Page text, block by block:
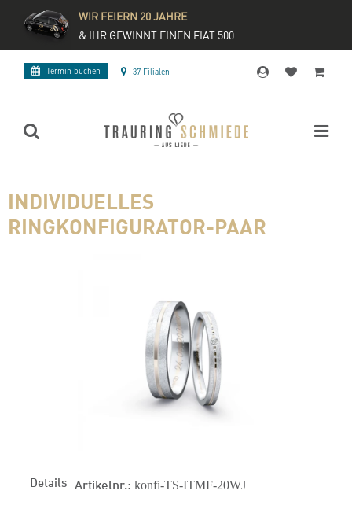
WIR FEIERN 20 JAHRE
& IHR GEWINNT EINEN FIAT 500
Termin buchen 37 Filialen
INDIVIDUELLES
RINGKONFIGURATOR-PAAR
Details Artikelnr.: konfi-TS-ITMF-20WJ